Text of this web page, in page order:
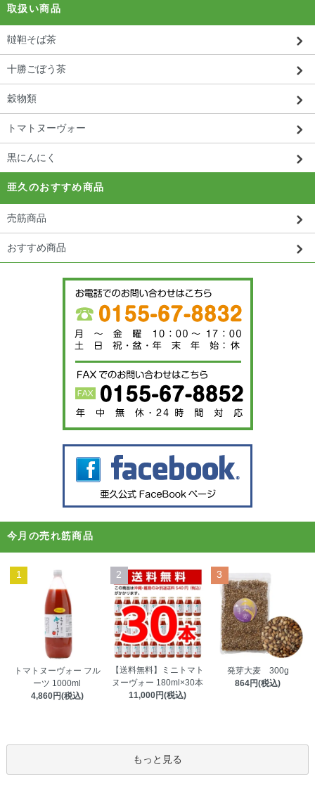
取扱い商品
韃靼そば茶
十勝ごぼう茶
穀物類
トマトヌーヴォー
黒にんにく
亜久のおすすめ商品
売筋商品
おすすめ商品
今月の売れ筋商品
1
トマトヌーヴォー フル
ーツ 1000ml
4,860円(税込)
2
【送料無料】ミニトマト
ヌーヴォー 180ml×30本
11,000円(税込)
3
発芽大麦 300g
864円(税込)
もっと見る